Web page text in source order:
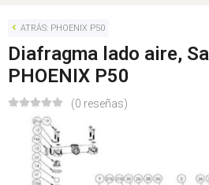
ATRÁS: PHOENIX P50
Diafragma lado aire,
PHOENIX P50
(0 reseñas)